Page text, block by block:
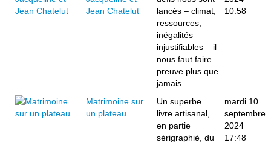
Jean Chatelut
lancés – climat,
ressources,
inégalités
injustifiables – il
nous faut faire
preuve plus que
jamais ...
10:58
Matrimoine sur
un plateau
Un superbe
livre artisanal,
en partie
sérigraphié, du
mardi 10
septembre
2024
17:48